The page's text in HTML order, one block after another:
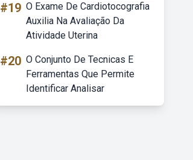
#19 O Exame De Cardiotocografia
Auxilia Na Avaliação Da
Atividade Uterina
#20 O Conjunto De Tecnicas E
Ferramentas Que Permite
Identificar Analisar